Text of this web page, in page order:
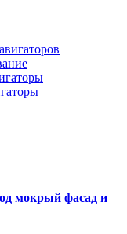
мокрый фасад и